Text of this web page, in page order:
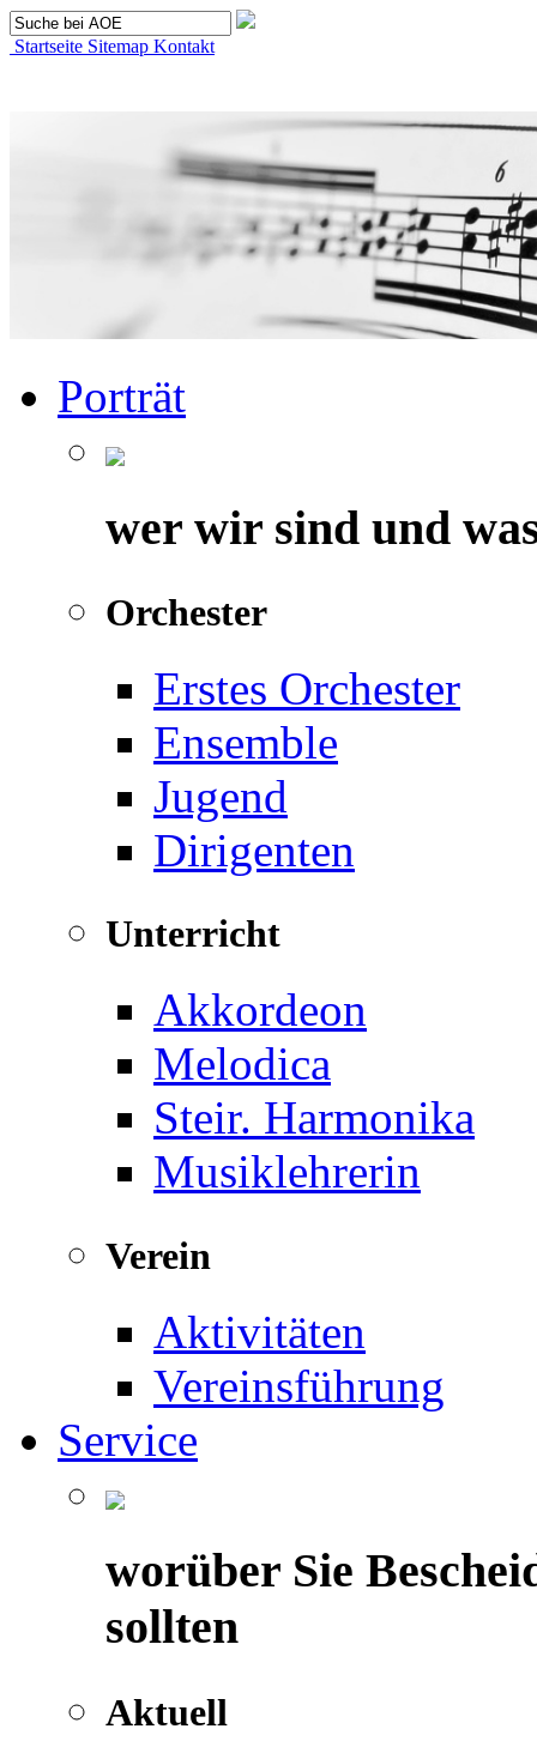
Startseite Sitemap Kontakt
Porträt
wer wir sind und
Orchester
Erstes Orchester
Ensemble
Jugend
Dirigenten
Unterricht
Akkordeon
Melodica
Steir. Harmonika
Musiklehrerin
Verein
Aktivitäten
Vereinsführung
Service
worüber Sie
sollten
Aktuell